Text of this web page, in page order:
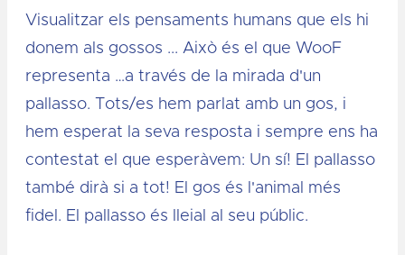
Visualitzar els pensaments humans que els hi
donem als gossos ... Això és el que WooF
representa …a través de la mirada d'un
pallasso. Tots/es hem parlat amb un gos, i
hem esperat la seva resposta i sempre ens ha
contestat el que esperàvem: Un sí! El pallasso
també dirà si a tot! El gos és l'animal més
fidel. El pallasso és lleial al seu públic.